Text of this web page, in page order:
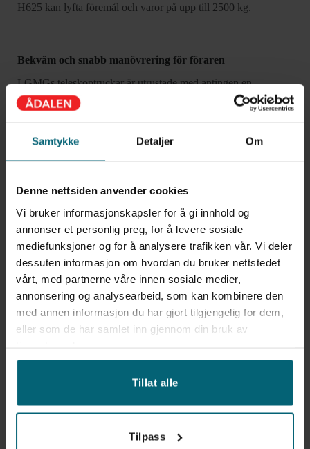
Samtykke Detaljer Om
Denne nettsiden anvender cookies
Vi bruker informasjonskapsler for å gi innhold og
annonser et personlig preg, for å levere sosiale
mediefunksjoner og for å analysere trafikken vår. Vi deler
dessuten informasjon om hvordan du bruker nettstedet
vårt, med partnerne våre innen sosiale medier,
annonsering og analysearbeid, som kan kombinere den
med annen informasjon du har gjort tilgjengelig for dem,
eller som de har samlet inn gjennom din bruk av
Tillat alle
Tilpass
H625 kan lyfta föremål och varor på upp till 2500 kg.
Bekväm och snabb manövrering för föraren
LGMGs teleskoptruckar är utrustade med antingen en
hydrostatisk transmission eller momentomvandlare för växling.
snabb manövrering, medan momentomvandlaren med växling
2 års garanti på LGMG Teleskoptruckar
Våra teleskoptruckar från LGMG levereras med 2 års/2000
timmars garanti.
LGMG Teleskoplastare – Hög
Teleskoptruckarna från LGMG är utrustade med ett universellt